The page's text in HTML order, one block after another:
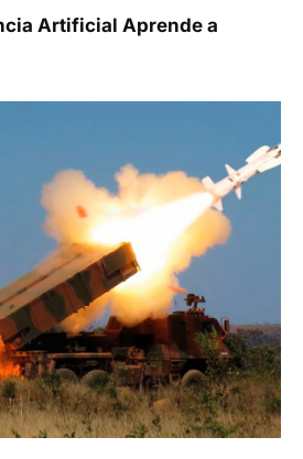
Artificial Aprende a